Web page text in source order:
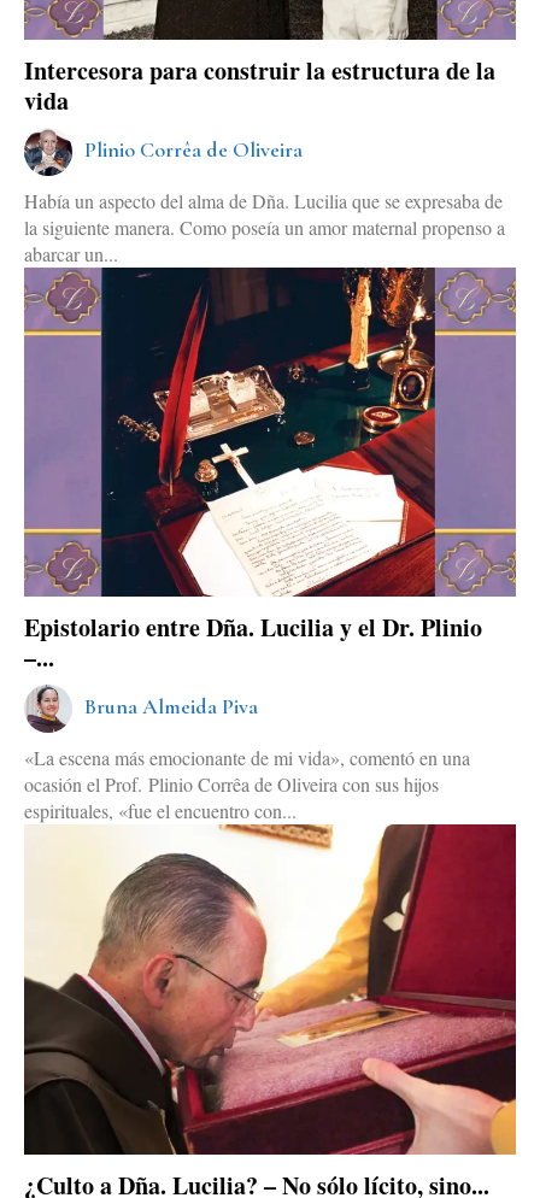
Intercesora para construir la estructura de la
vida
Plinio Corrêa de Oliveira
Había un aspecto del alma de Dña. Lucilia que se expresaba de
la siguiente manera. Como poseía un amor maternal propenso a
abarcar un...
Epistolario entre Dña. Lucilia y el Dr. Plinio
–...
Bruna Almeida Piva
«La escena más emocionante de mi vida», comentó en una
ocasión el Prof. Plinio Corrêa de Oliveira con sus hijos
espirituales, «fue el encuentro con...
¿Culto a Dña. Lucilia? – No sólo lícito, sino...